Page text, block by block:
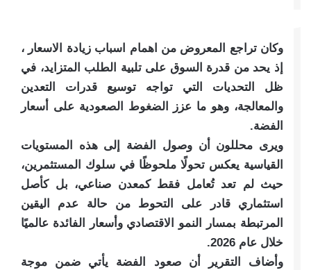
وكان تراجع المعروض من اهمام اسباب زيادة الاسعار ،
إذ يحد من قدرة السوق على تلبية الطلب المتزايد، في
ظل التحديات التي تواجه توسيع قدرات التعدين
والمعالجة، وهو ما عزز الضغوط الصعودية على أسعار
الفضة.
ويرى محللون أن وصول الفضة إلى هذه المستويات
القياسية يعكس تحولًا ملحوظًا في سلوك المستثمرين،
حيث لم تعد تُعامل فقط كمعدن صناعي، بل كأصل
استثماري قادر على التحوط من حالة عدم اليقين
المرتبطة بمسار النمو الاقتصادي وأسعار الفائدة عالميًا
خلال عام 2026.
وأضاف التقرير أن صعود الفضة يأتي ضمن موجة